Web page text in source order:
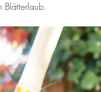
Blätterlaub.